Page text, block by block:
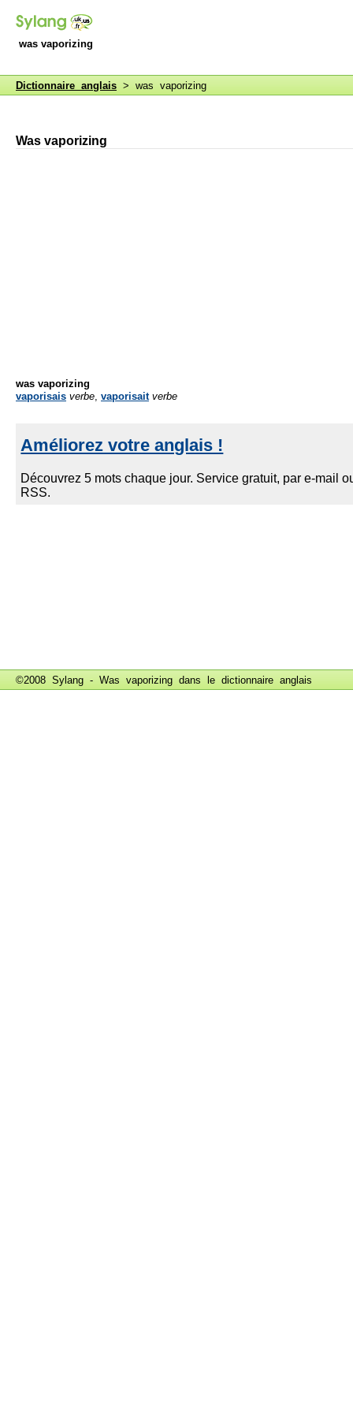
was vaporizing
Dictionnaire anglais > was vaporizing
Was vaporizing
was vaporizing
vaporisais verbe vaporisait verbe
©2008 Sylang - Was vaporizing dans le dictionnaire anglais